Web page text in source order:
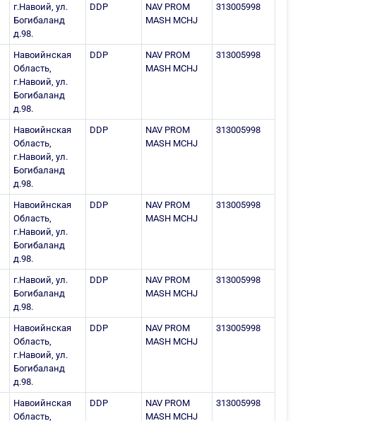
г.Навоий, ул.
Богибаланд
д.98.
DDP
NAV PROM
MASH MCHJ
313005998
Навоийнская
Область,
г.Навоий, ул.
Богибаланд
д.98.
DDP
NAV PROM
MASH MCHJ
313005998
Навоийнская
Область,
г.Навоий, ул.
Богибаланд
д.98.
DDP
NAV PROM
MASH MCHJ
313005998
Навоийнская
Область,
г.Навоий, ул.
Богибаланд
д.98.
DDP
NAV PROM
MASH MCHJ
313005998
г.Навоий, ул.
Богибаланд
д.98.
DDP
NAV PROM
MASH MCHJ
313005998
Навоийнская
Область,
г.Навоий, ул.
Богибаланд
д.98.
DDP
NAV PROM
MASH MCHJ
313005998
Навоийнская
Область,
DDP
NAV PROM
MASH MCHJ
313005998